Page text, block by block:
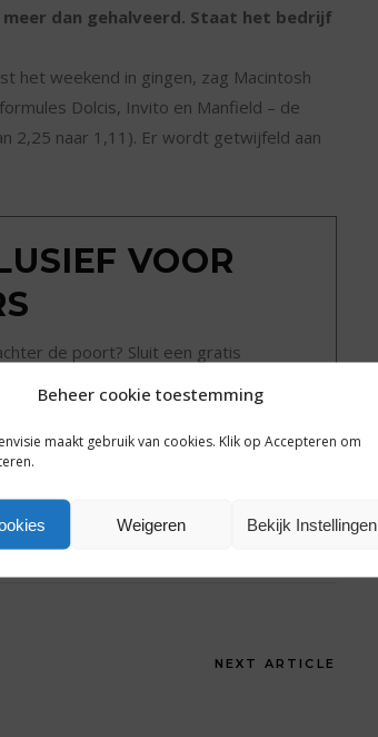
Beheer cookie toestemming
maakt gebruik van cookies. Klik op Accepteren om
Weigeren Bekijk Instellingen
dan gehalveerd. Staat het bedrijf
het weekend in gingen, zag Macintosh
Dolcis, Invito en Manfield – de
2,25 naar 1,11). Er wordt getwijfeld aan
VOOR
de poort? Sluit een gratis
en het complete archief van
toegang
NEXT ARTICLE